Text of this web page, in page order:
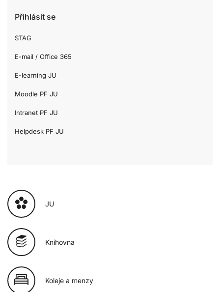
Přihlásit se
STAG
E-mail / Office 365
E-learning JU
Moodle PF JU
Intranet PF JU
Helpdesk PF JU
JU
Knihovna
Koleje a menzy